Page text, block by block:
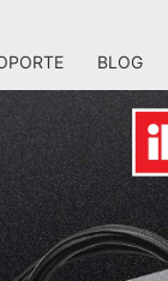
BLOG